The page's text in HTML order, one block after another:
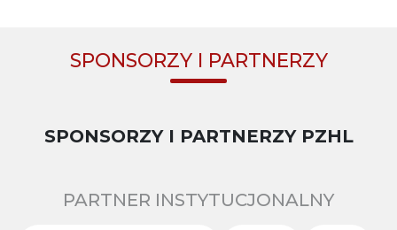
SPONSORZY I PARTNERZY
SPONSORZY I PARTNERZY PZHL
PARTNER INSTYTUCJONALNY